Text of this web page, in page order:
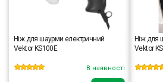
Ніж для шаурми електричний
Vektor KS100Е
В наявності
Ніж для
Vektor